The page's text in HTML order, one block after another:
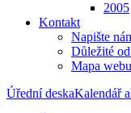
2005
Kontakt
Napište
Důležité
Mapa webu
Úřední deskaKalendář